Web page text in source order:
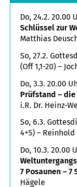
Do, 24.2. 20.00
Schlüssel zur
Matthias
So, 27.2.
(Off 1,1-20) –
Do, 3.3. 20.00
Prüfstand –
i.R. Dr. Heinz-
So, 6.3.
4+5) – Reinhold
Do, 10.3. 20.00
7 Posaunen – 7
Hägele